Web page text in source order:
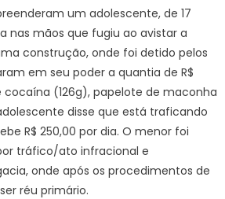
um adolescente, de 17
nas mãos que fugiu ao avistar a
construção, onde foi detido pelos
em seu poder a quantia de R$
cocaína (126g), papelote de maconha
disse que está traficando
R$ 250,00 por dia. O menor foi
tráfico/ato infracional e
onde após os procedimentos de
réu primário.